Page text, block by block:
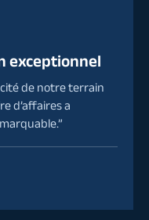
exceptionnel
de notre terrain
d’affaires a